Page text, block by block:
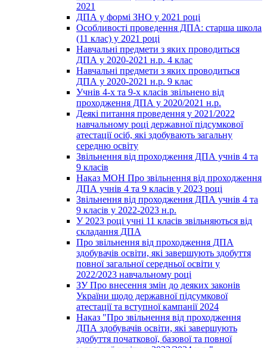
2021
ДПА у формі ЗНО у 2021 році
Особливості проведення ДПА: старша школа
(11 клас) у 2021 році
Навчальні предмети з яких проводиться
ДПА у 2020-2021 н.р. 4 клас
Навчальні предмети з яких проводиться
ДПА у 2020-2021 н.р. 9 клас
Учнів 4-х та 9-х класів звільнено від
проходження ДПА у 2020/2021 н.р.
Деякі питання проведення у 2021/2022
навчальному році державної підсумкової
атестації осіб, які здобувають загальну
середню освіту
Звільнення від проходження ДПА учнів 4 та
9 класів
Наказ МОН Про звільнення від проходження
ДПА учнів 4 та 9 класів у 2023 році
Звільнення від проходження ДПА учнів 4 та
9 класів у 2022-2023 н.р.
У 2023 році учні 11 класів звільняються від
складання ДПА
Про звільнення від проходження ДПА
здобувачів освіти, які завершують здобуття
повної загальної середньої освіти у
2022/2023 навчальному році
ЗУ Про внесення змін до деяких законів
України щодо державної підсумкової
атестації та вступної кампанії 2024
Наказ "Про звільнення від проходження
ДПА здобувачів освіти, які завершують
здобуття початкової, базової та повної